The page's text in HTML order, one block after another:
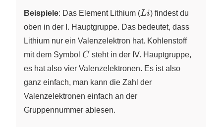
Beispiele: Das Element Lithium (Li
Li) findest du
oben in der I. Hauptgruppe. Das bedeutet, dass
Lithium nur ein Valenzelektron hat. Kohlenstoff
mit dem Symbol C
C steht in der IV. Hauptgruppe,
es hat also vier Valenzelektronen. Es ist also
ganz einfach, man kann die Zahl der
Valenzelektronen einfach an der
Gruppennummer ablesen.